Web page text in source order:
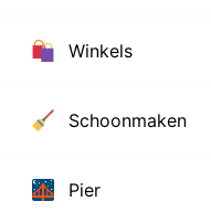
Winkels
Schoonmaken
Pier